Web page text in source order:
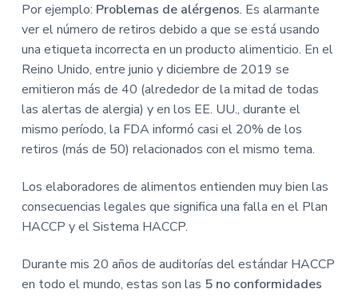
Por ejemplo: Problemas de alérgenos. Es alarmante
ver el número de retiros debido a que se está usando
una etiqueta incorrecta en un producto alimenticio. En el
Reino Unido, entre junio y diciembre de 2019 se
emitieron más de 40 (alrededor de la mitad de todas
las alertas de alergia) y en los EE. UU., durante el
mismo período, la FDA informó casi el 20% de los
retiros (más de 50) relacionados con el mismo tema.
Los elaboradores de alimentos entienden muy bien las
consecuencias legales que significa una falla en el Plan
HACCP y el Sistema HACCP.
Durante mis 20 años de auditorías del estándar HACCP
en todo el mundo, estas son las 5 no conformidades